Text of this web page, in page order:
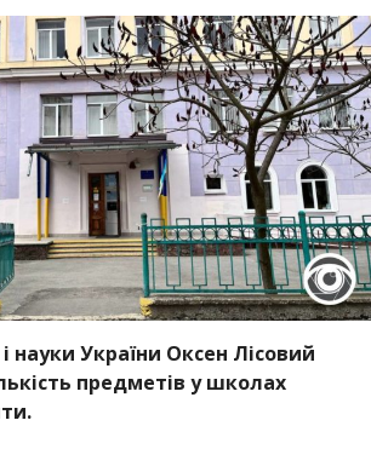
і науки України Оксен Лісовий
предметів у школах